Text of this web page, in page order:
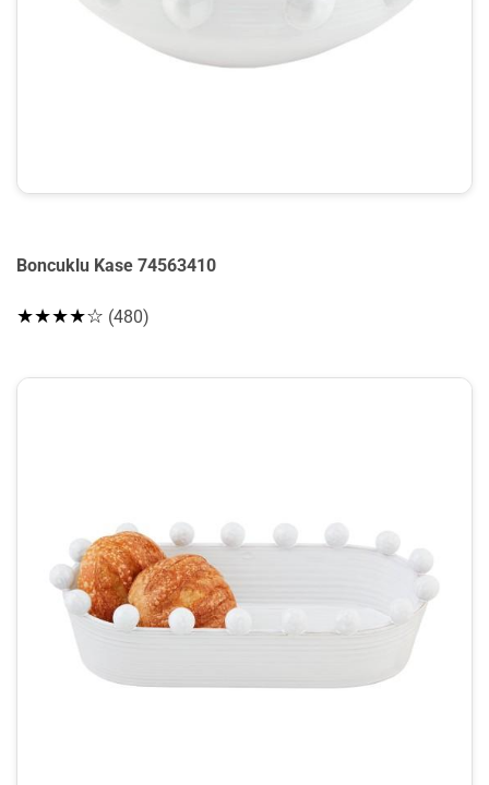
Boncuklu Kase 74563410
★★★★☆ (480)